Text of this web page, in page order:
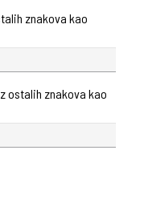
znakova kao
ostalih znakova kao